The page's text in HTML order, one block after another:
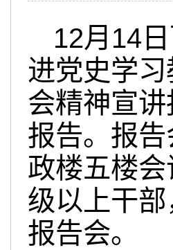
12月14
进党史学
会精神宣
报告。报
政楼五楼
级以上干
报告会。